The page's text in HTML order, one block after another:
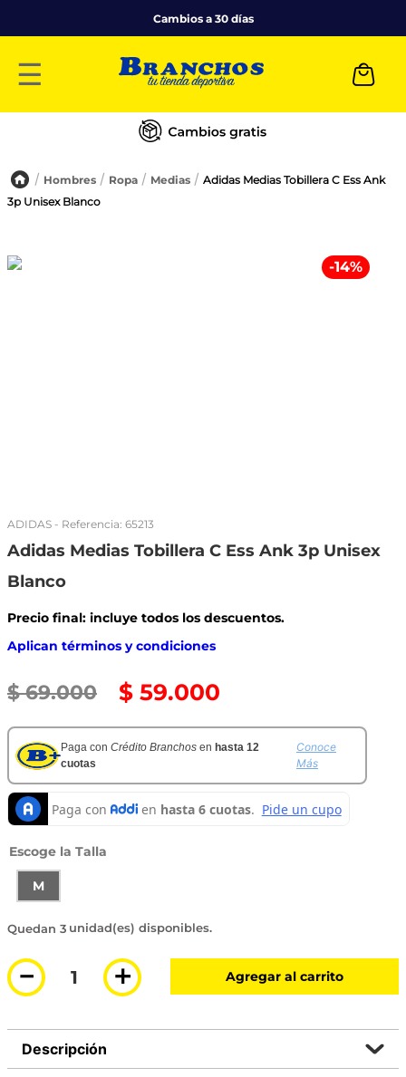
Cambios a 30 días
☰
Hombres Ropa Medias
Adidas Medias Tobillera C Ess Ank
3p Unisex Blanco
-14%
ADIDAS - Referencia: 65213
Adidas Medias Tobillera C Ess Ank 3p Unisex
Blanco
Precio final: incluye todos los descuentos.
Aplican términos y condiciones
$ 69.000 $ 59.000
Paga con Crédito Branchos en hasta 12
cuotas
Conoce
Más
Talla
M
3 disponibles
＋
－ Agregar al carrito
Descripción